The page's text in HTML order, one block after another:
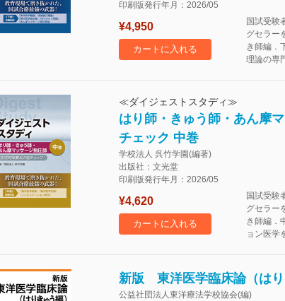
印刷版発行年月：2026/05
¥4,950
カートに入れる
国試受験
グセラー
き師編．
理論の専
≪ダイジェストスタディ≫
はり師・きゅう師・あん摩
チェック 中巻
学校法人 呉竹学園(編著)
出版社：文光堂
印刷版発行年月：2026/05
¥4,620
カートに入れる
国試受験
グセラー
き師編．
ョン医学
新版 東洋医学臨床論（はり
公益社団法人東洋療法学校協会(編)